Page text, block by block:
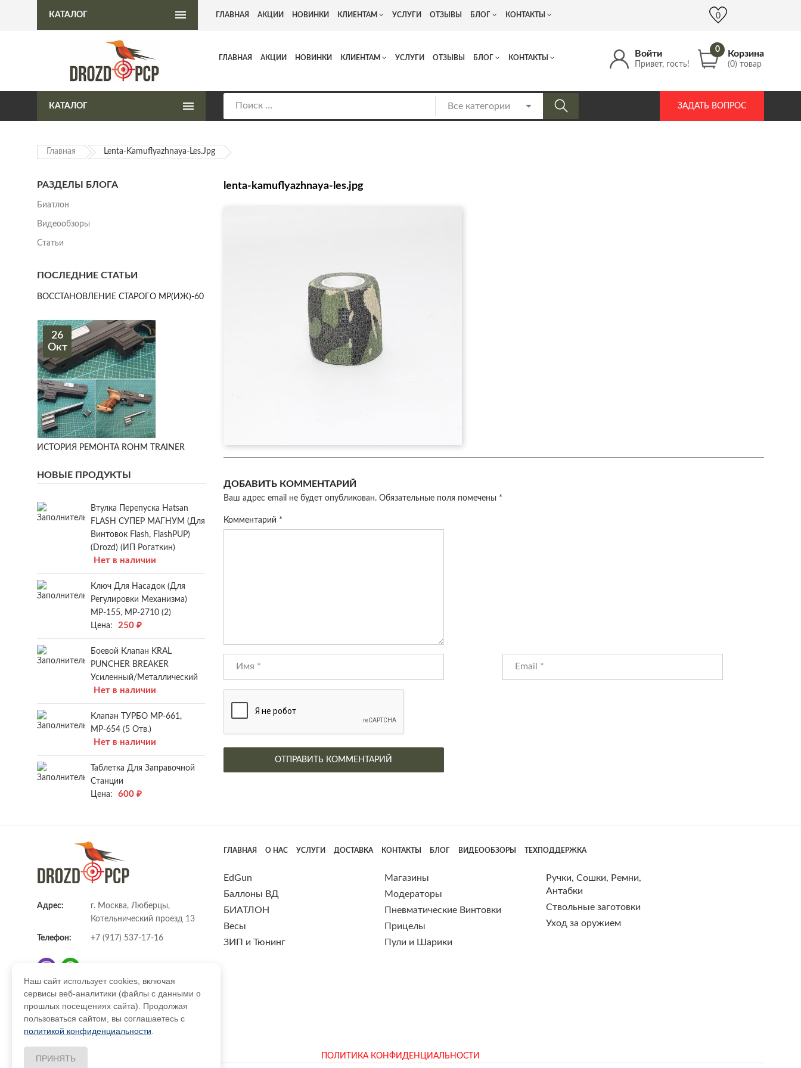
Интернет-магазин пневматического оружия Адрес: г. Москва, Люберцы, Котельнический проезд 13 +7 (917) 537 17 16 info@DrozdPcp.ru
Войти
Привет, гость!
0 Корзина
(0) товар
ГЛАВНАЯ АКЦИИ НОВИНКИ КЛИЕНТАМ УСЛУГИ ОТЗЫВЫ БЛОГ КОНТАКТЫ
КАТАЛОГ ЗАДАТЬ ВОПРОС
КАТАЛОГ ГЛАВНАЯ АКЦИИ НОВИНКИ КЛИЕНТАМ УСЛУГИ ОТЗЫВЫ БЛОГ КОНТАКТЫ 0
Главная Lenta-Kamuflyazhnaya-Les.jpg
lenta-kamuflyazhnaya-les.jpg
ДОБАВИТЬ КОММЕНТАРИЙ
Ваш адрес email не будет опубликован. Обязательные поля помечены *
Комментарий *
РАЗДЕЛЫ БЛОГА
Биатлон
Видеообзоры
Статьи
ПОСЛЕДНИЕ СТАТЬИ
ВОССТАНОВЛЕНИЕ СТАРОГО МР(ИЖ)-60
26
Окт
ИСТОРИЯ РЕМОНТА ROHM TRAINER
НОВЫЕ ПРОДУКТЫ
Втулка Перепуска Hatsan
FLASH СУПЕР МАГНУМ (для
Винтовок Flash, FlashPUP)
(Drozd) (ИП Рогаткин)
Нет в наличии
Ключ Для Насадок (для
Регулировки Механизма)
МР-155, МР-2710 (2)
Цена:
250 ₽
Боевой Клапан KRAL
PUNCHER BREAKER
Усиленный/металлический
Нет в наличии
Клапан ТУРБО МР-661,
МР-654 (5 Отв.)
Нет в наличии
Таблетка Для Заправочной
Станции
Цена:
600 ₽
Адрес:
г. Москва, Люберцы,
Котельнический проезд 13
Телефон: +7 (917) 537-17-16
E-mail: info@DrozdPcp.ru
ГЛАВНАЯ О НАС УСЛУГИ ДОСТАВКА КОНТАКТЫ БЛОГ ВИДЕООБЗОРЫ ТЕХПОДДЕРЖКА
EdGun
Баллоны ВД
БИАТЛОН
Весы
ЗИП и Тюнинг
Магазины
Модераторы
Пневматические Винтовки
Прицелы
Пули и Шарики
Ручки, Сошки, Ремни,
Антабки
Ствольные заготовки
Уход за оружием
ПОЛИТИКА КОНФИДЕНЦИАЛЬНОСТИ
Наш сайт использует cookies, включая
сервисы веб-аналитики (файлы с данными о
прошлых посещениях сайта). Продолжая
пользоваться сайтом, вы соглашаетесь с
политикой конфиденциальности
ПРИНЯТЬ